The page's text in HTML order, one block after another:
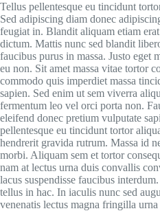
Tellus pellentesque eu tincidunt
Sed adipiscing diam donec
feugiat in. Blandit aliquam etiam
dictum. Mattis nunc sed blandit
faucibus purus in massa. Justo eget
eu non. Sit amet massa vitae tortor
commodo quis imperdiet massa
sapien. Sed enim ut sem viverra
fermentum leo vel orci porta non.
eleifend donec pretium vulputate
pellentesque eu tincidunt tortor
hendrerit gravida rutrum. Massa id
morbi. Aliquam sem et tortor
nam at lectus urna duis convallis
lacus suspendisse faucibus
tellus in hac. In iaculis nunc sed
venenatis lectus magna fringilla